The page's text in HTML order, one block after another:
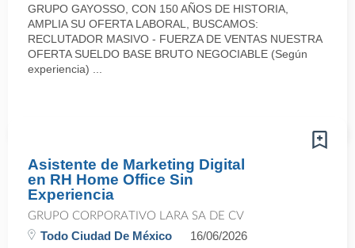
GRUPO GAYOSSO, CON 150 AÑOS DE HISTORIA,
AMPLIA SU OFERTA LABORAL, BUSCAMOS:
RECLUTADOR MASIVO - FUERZA DE VENTAS NUESTRA
OFERTA SUELDO BASE BRUTO NEGOCIABLE (Según
experiencia) ...
Asistente de Marketing Digital
en RH Home Office Sin
Experiencia
GRUPO CORPORATIVO LARA SA DE CV
Todo Ciudad De México 16/06/2026